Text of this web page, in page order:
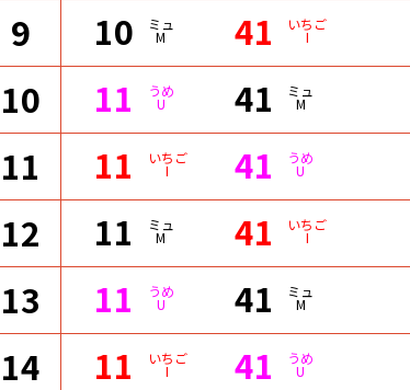
9 10 ミュ
M 41 いちご
I
10 11 うめ
U 41 ミュ
M
11 11 いちご
I 41 うめ
U
12 11 ミュ
M 41 いちご
I
13 11 うめ
U 41 ミュ
M
14 11 いちご
I 41 うめ
U